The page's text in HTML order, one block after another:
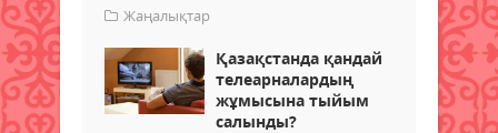
Жаңалықтар
Қазақстанда қандай
телеарналардың
жұмысына тыйым
салынды?